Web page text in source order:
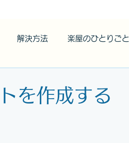
解決方法 楽屋のひとりごと
を作成する